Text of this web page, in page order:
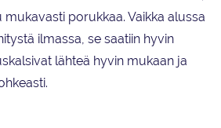
porukkaa. Vaikka alussa
ilmassa, se saatiin hyvin
lähteä hyvin mukaan ja